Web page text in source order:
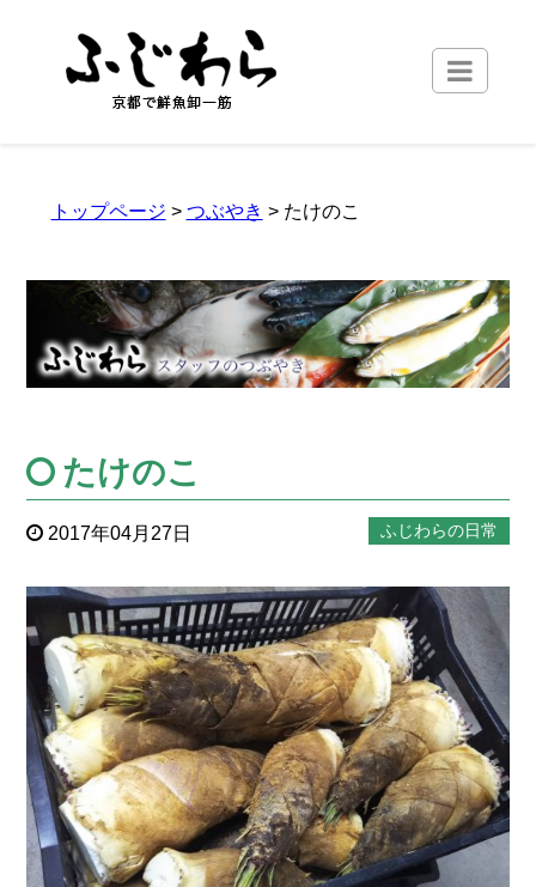
トップページ > つぶやき > たけのこ
たけのこ
2017年04月27日 ふじわらの日常